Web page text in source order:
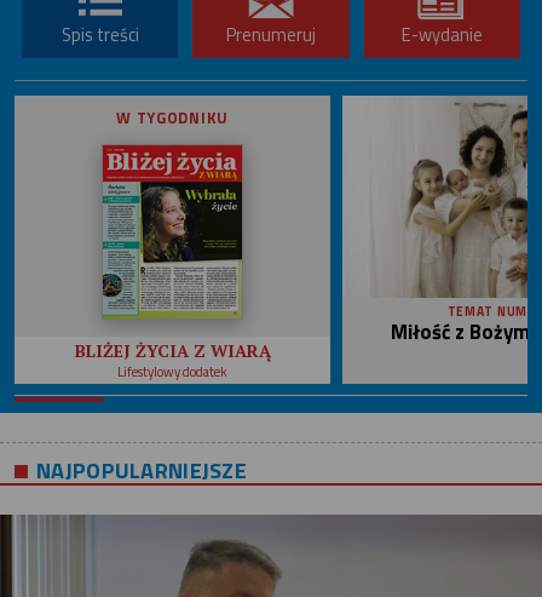
Spis treści Prenumeruj E-wydanie
W TYGODNIKU
BLIŻEJ ŻYCIA Z WIARĄ
Lifestylowy dodatek
TEMAT
Miłość z
NAJPOPULARNIEJSZE